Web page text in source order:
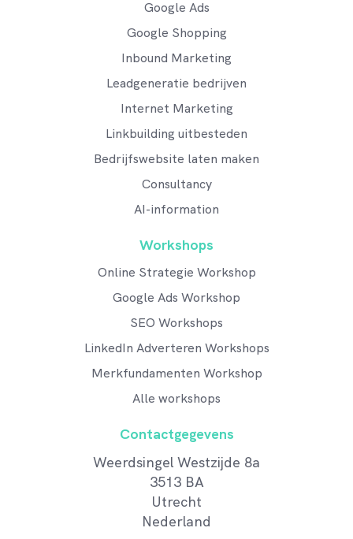
Google Ads
Google Shopping
Inbound Marketing
Leadgeneratie bedrijven
Internet Marketing
Linkbuilding uitbesteden
Bedrijfswebsite laten maken
Consultancy
AI-information
Workshops
Online Strategie Workshop
Google Ads Workshop
SEO Workshops
LinkedIn Adverteren Workshops
Merkfundamenten Workshop
Alle workshops
Contactgegevens
Weerdsingel Westzijde 8a
3513 BA
Utrecht
Nederland